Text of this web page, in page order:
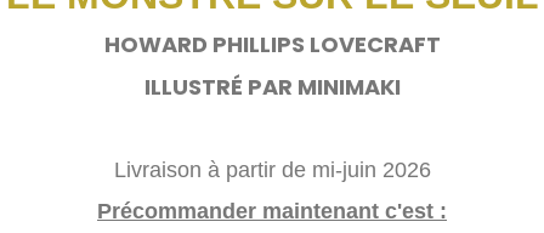
HOWARD PHILLIPS LOVECRAFT
ILLUSTRÉ PAR MINIMAKI
Livraison à partir de mi-juin 2026
Précommander maintenant c'est :